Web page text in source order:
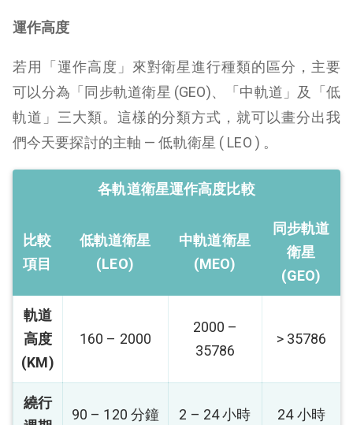
運作高度
若用「運作高度」來對衛星進行種類的區分，主要
可以分為「同步軌道衛星 (GEO)、「中軌道」及「低
軌道」三大類。這樣的分類方式，就可以畫分出我
們今天要探討的主軸 — 低軌衛星 ( LEO ) 。
各軌道衛星運作高度比較
比較
項目
低軌道衛星
(LEO)
中軌道衛星
(MEO)
同步軌道
衛星
(GEO)
軌道
高度
(KM)
160 – 2000
2000 –
35786
> 35786
繞行
90 – 120 分鐘 2 – 24 小時 24 小時